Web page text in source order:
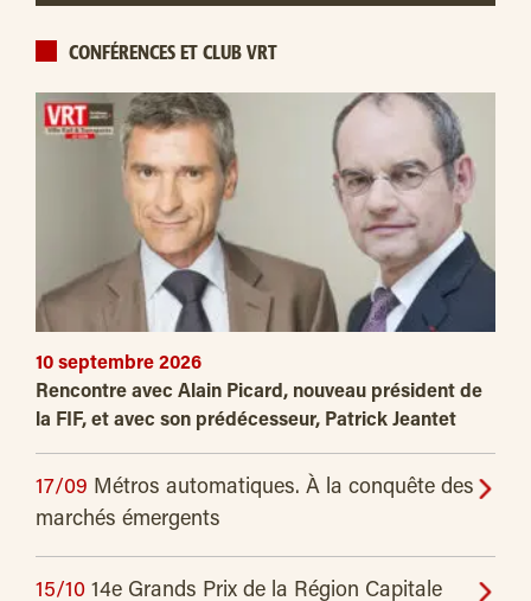
CONFÉRENCES ET CLUB VRT
10 septembre 2026
Rencontre avec Alain Picard, nouveau président de
la FIF, et avec son prédécesseur, Patrick Jeantet
17/09 Métros automatiques. À la conquête des
marchés émergents
15/10 14e Grands Prix de la Région Capitale